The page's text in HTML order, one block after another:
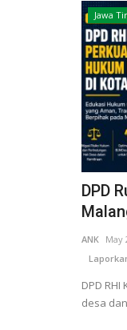
Jawa
DPD
ANK May
DPD
desa